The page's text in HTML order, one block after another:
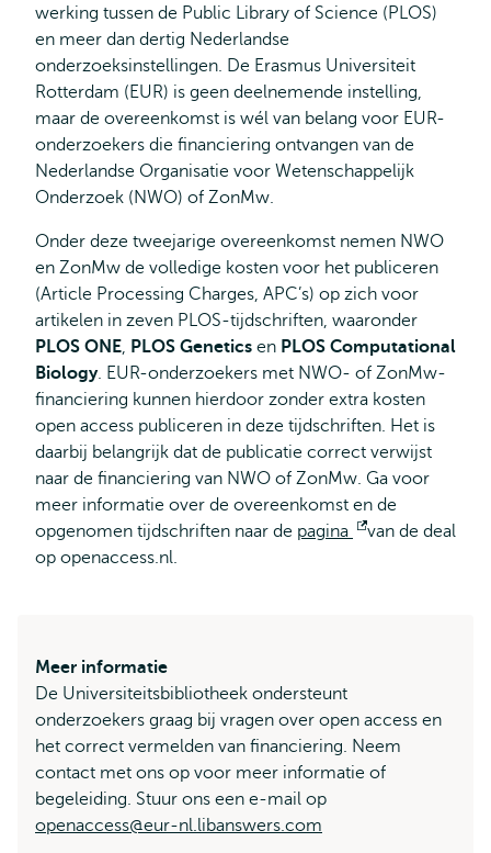
werking tussen de Public Library of Science (PLOS)
en meer dan dertig Nederlandse
onderzoeksinstellingen. De Erasmus Universiteit
Rotterdam (EUR) is geen deelnemende instelling,
maar de overeenkomst is wél van belang voor EUR-
onderzoekers die financiering ontvangen van de
Nederlandse Organisatie voor Wetenschappelijk
Onderzoek (NWO) of ZonMw.
Onder deze tweejarige overeenkomst nemen NWO
en ZonMw de volledige kosten voor het publiceren
(Article Processing Charges, APC’s) op zich voor
artikelen in zeven PLOS-tijdschriften, waaronder
PLOS ONE, PLOS Genetics en PLOS Computational
Biology. EUR-onderzoekers met NWO- of ZonMw-
financiering kunnen hierdoor zonder extra kosten
open access publiceren in deze tijdschriften. Het is
daarbij belangrijk dat de publicatie correct verwijst
naar de financiering van NWO of ZonMw. Ga voor
meer informatie over de overeenkomst en de
opgenomen tijdschriften naar de pagina
Opent
van de deal
op openaccess.nl.
Meer informatie
De Universiteitsbibliotheek ondersteunt
onderzoekers graag bij vragen over open access en
het correct vermelden van financiering. Neem
contact met ons op voor meer informatie of
begeleiding. Stuur ons een e-mail op
openaccess@eur-nl.libanswers.com